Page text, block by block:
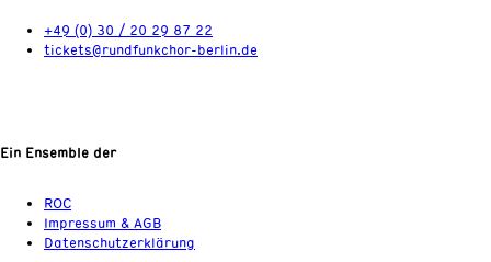
+49 (0) 30 / 20 29 87 22
tickets@rundfunkchor-berlin.de
Ein Ensemble der
ROC
Impressum & AGB
Datenschutzerklärung